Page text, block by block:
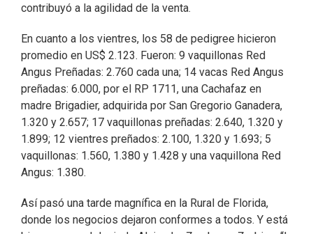
contribuyó a la agilidad de la venta.
En cuanto a los vientres, los 58 de pedigree hicieron
promedio en US$ 2.123. Fueron: 9 vaquillonas Red
Angus Preñadas: 2.760 cada una; 14 vacas Red Angus
preñadas: 6.000, por el RP 1711, una Cachafaz en
madre Brigadier, adquirida por San Gregorio Ganadera,
1.320 y 2.657; 17 vaquillonas preñadas: 2.640, 1.320 y
1.899; 12 vientres preñados: 2.100, 1.320 y 1.693; 5
vaquillonas: 1.560, 1.380 y 1.428 y una vaquillona Red
Angus: 1.380.
Así pasó una tarde magnífica en la Rural de Florida,
donde los negocios dejaron conformes a todos. Y está